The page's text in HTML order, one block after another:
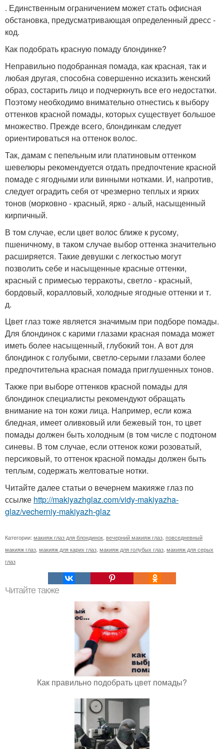
. Единственным ограничением может стать офисная
обстановка, предусматривающая определенный дресс -
код.
Как подобрать красную помаду блондинке?
Неправильно подобранная помада, как красная, так и
любая другая, способна совершенно исказить женский
образ, состарить лицо и подчеркнуть все его недостатки.
Поэтому необходимо внимательно отнестись к выбору
оттенков красной помады, которых существует большое
множество. Прежде всего, блондинкам следует
ориентироваться на оттенок волос.
Так, дамам с пепельным или платиновым оттенком
шевелюры рекомендуется отдать предпочтение красной
помаде с ягодными или винными нотками. И, напротив,
следует оградить себя от чрезмерно теплых и ярких
тонов (морковно - красный, ярко - алый, насыщенный
кирпичный.
В том случае, если цвет волос ближе к русому,
пшеничному, в таком случае выбор оттенка значительно
расширяется. Такие девушки с легкостью могут
позволить себе и насыщенные красные оттенки,
красный с примесью терракоты, светло - красный,
бордовый, коралловый, холодные ягодные оттенки и т.
д.
Цвет глаз тоже является значимым при подборе помады.
Для блондинок с карими глазами красная помада может
иметь более насыщенный, глубокий тон. А вот для
блондинок с голубыми, светло-серыми глазами более
предпочтительна красная помада приглушенных тонов.
Также при выборе оттенков красной помады для
блондинок специалисты рекомендуют обращать
внимание на тон кожи лица. Например, если кожа
бледная, имеет оливковый или бежевый тон, то цвет
помады должен быть холодным (в том числе с подтоном
синевы. В том случае, если оттенок кожи розоватый,
персиковый, то оттенок красной помады должен быть
теплым, содержать желтоватые нотки.
Читайте далее статьи о вечернем макияже глаз по
ссылке http://makiyazhglaz.com/vidy-makiyazha-
glaz/vecherniy-makiyazh-glaz
Категории: макияж глаз для блондинок вечерний макияж глаз повседневный
макияж глаз макияж для карих глаз макияж для голубых глаз макияж для серых
глаз
Читайте также
Как правильно подобрать цвет помады?